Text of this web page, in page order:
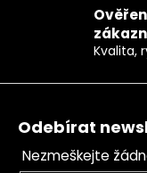
Kvalita,
Zápatí
Odebírat
Nezmeškejte